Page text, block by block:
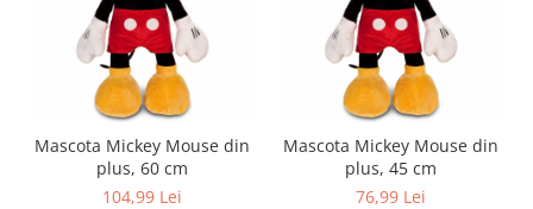
Mascota Mickey Mouse din
plus, 60 cm
104,99 Lei
Mascota Mickey Mouse din
plus, 45 cm
76,99 Lei